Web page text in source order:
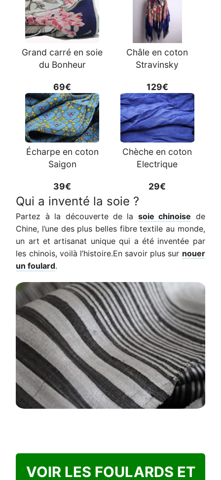
Grand carré en soie
du Bonheur
69€
Châle en coton
Stravinsky
129€
Écharpe en coton
Saigon
39€
Chèche en coton
Electrique
29€
Qui a inventé la soie ?
Partez à la découverte de la soie chinoise de
Chine, l’une des plus belles fibre textile au monde,
un art et artisanat unique qui a été inventée par
les chinois, voilà l’histoire.En savoir plus sur nouer
un foulard.
VOIR LES FOULARDS ET